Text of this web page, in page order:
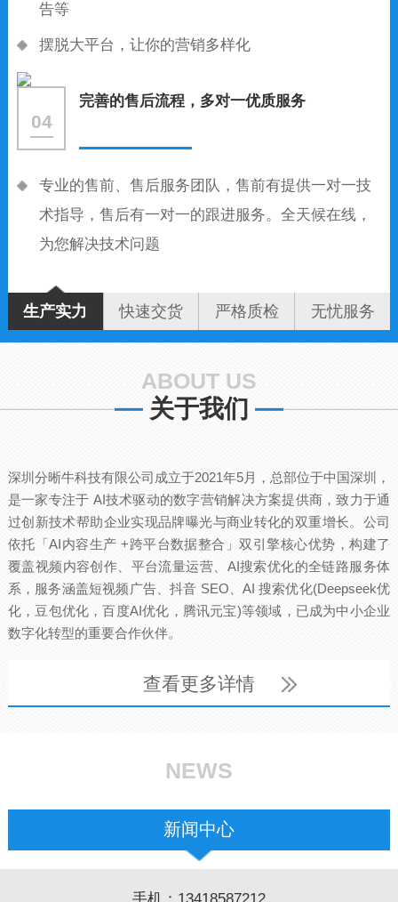
告等
摆脱大平台，让你的营销多样化
04
完善的售后流程，多对一优质服务
专业的售前、售后服务团队，售前有提供一对一技
术指导，售后有一对一的跟进服务。全天候在线，
为您解决技术问题
生产实力 快速交货 严格质检 无忧服务
ABOUT US
关于我们
深圳分晰牛科技有限公司成立于2021年5月，总部位于中国深圳，
是一家专注于 AI技术驱动的数字营销解决方案提供商，致力于通
过创新技术帮助企业实现品牌曝光与商业转化的双重增长。公司
依托「AI内容生产 +跨平台数据整合」双引擎核心优势，构建了
覆盖视频内容创作、平台流量运营、AI搜索优化的全链路服务体
系，服务涵盖短视频广告、抖音 SEO、AI 搜索优化(Deepseek优
化，豆包优化，百度AI优化，腾讯元宝)等领域，已成为中小企业
数字化转型的重要合作伙伴。
查看更多详情
NEWS
新闻中心
手机：13418587212